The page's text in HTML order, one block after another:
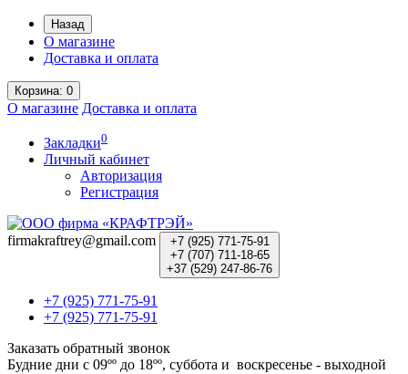
Назад
О магазине
Доставка и оплата
Корзина: 0
О магазине Доставка и оплата
Закладки0
Личный кабинет
Авторизация
Регистрация
firmakraftrey@gmail.com
+7 (925) 771-75-91
+7 (707) 711-18-65
+37 (529) 247-86-76
+7 (925) 771-75-91
+7 (925) 771-75-91
Заказать обратный звонок
Будние дни с 09ºº до 18ºº, суббота и воскресенье - выходной